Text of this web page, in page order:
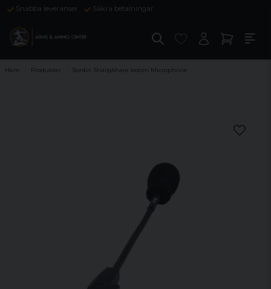
Snabba leveranser Säkra betalningar
Hem Produkter Sordin Sharp/share boom Microphone